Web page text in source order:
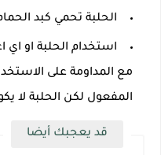
الحلبة تحمي كبد
استخدام الحلبة او
مع المداومة على
المفعول لكن الحلبة لا
قد يعجبك أيضا